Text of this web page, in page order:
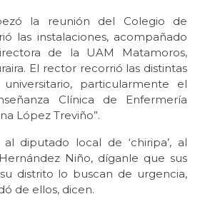
la reunión del Colegio de
las instalaciones, acompañado
de la UAM Matamoros,
El rector recorrió las distintas
particularmente el
Clínica de Enfermería
López Treviño”.
diputado local de ‘chiripa’, al
Niño, díganle que sus
distrito lo buscan de urgencia,
de ellos, dicen.